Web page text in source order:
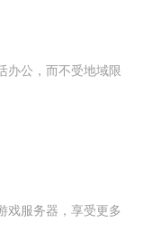
办公，而不受地域限
戏服务器，享受更多